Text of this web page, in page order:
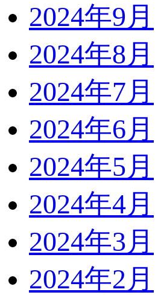
2024年9月
2024年8月
2024年7月
2024年6月
2024年5月
2024年4月
2024年3月
2024年2月